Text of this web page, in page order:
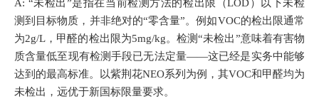
A: “未检出”是指在当前检测方法的检出限（LOD）以下未检
测到目标物质，并非绝对的“零含量”。例如VOC的检出限通常
为2g/L，甲醛的检出限为5mg/kg。检测“未检出”意味着有害物
质含量低至现有检测手段已无法定量——这已经是实务中能够
达到的最高标准。以紫荆花NEO系列为例，其VOC和甲醛均为
未检出，远优于新国标限量要求。